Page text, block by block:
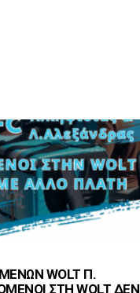
WOLT Π.
ΣΤΗ WOLT ΔΕΝ